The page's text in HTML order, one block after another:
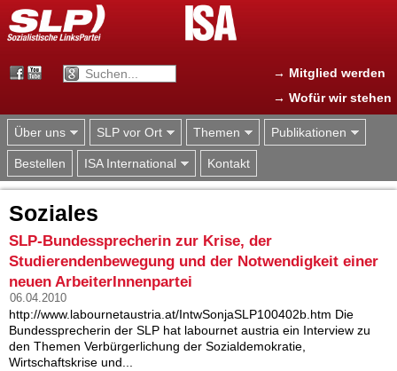
Jump to navigation
→ Mitglied werden
→ Wofür wir stehen
Über uns SLP vor Ort Themen Publikationen
Bestellen ISA International Kontakt
Soziales
SLP-Bundessprecherin zur Krise, der
Studierendenbewegung und der Notwendigkeit einer
neuen ArbeiterInnenpartei
06.04.2010
http://www.labournetaustria.at/IntwSonjaSLP100402b.htm Die
Bundessprecherin der SLP hat labournet austria ein Interview zu
den Themen Verbürgerlichung der Sozialdemokratie,
Wirtschaftskrise und...